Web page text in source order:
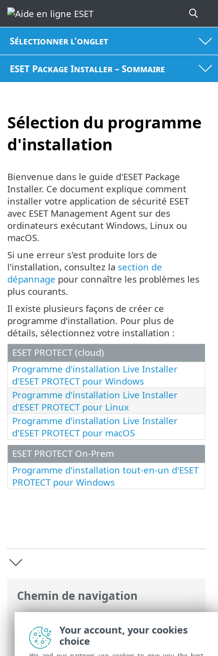
Sélectionner l'onglet
ESET Package Installer – Sommaire
Sélection du programme
d'installation
Chemin de navigation
Aide en ligne ESET>ESET Package
Installer
>Sélection du programme
d'installation
Bienvenue dans le guide d'ESET Package
Installer. Ce document explique comment
installer votre application de sécurité ESET
avec ESET Management Agent sur des
ordinateurs exécutant Windows, Linux ou
macOS.
Si une erreur s'est produite lors de
l'installation, consultez la section de
dépannage pour connaître les problèmes les
plus courants.
Il existe plusieurs façons de créer ce
programme d'installation. Pour plus de
détails, sélectionnez votre installation :
ESET PROTECT (cloud)
Programme d'installation Live Installer
d'ESET PROTECT pour Windows
Programme d'installation Live Installer
d'ESET PROTECT pour Linux
Programme d'installation Live Installer
d'ESET PROTECT pour macOS
ESET PROTECT On-Prem
Programme d'installation tout-en-un d'ESET
PROTECT pour Windows
Your account, your cookies
choice